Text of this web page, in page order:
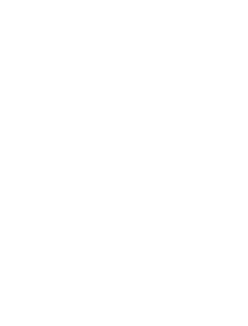
– Entdecken Sie Boblin.
ist die perfekte Oase
nach einem Frühstück
Den Vormittag können Sie
baden und sonnenbaden